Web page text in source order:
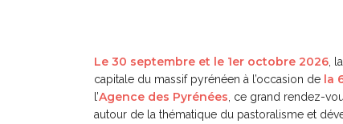
Le 30 septembre et le 1er octobre 2026 ,
capitale du massif pyrénéen à l’occasion de la
l’Agence des Pyrénées , ce grand rendez-
autour de la thématique du pastoralisme et